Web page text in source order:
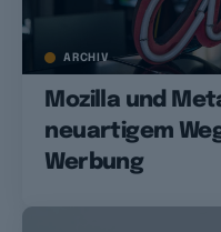
ARCHIV
Mozilla und
neuartigem
Werbung